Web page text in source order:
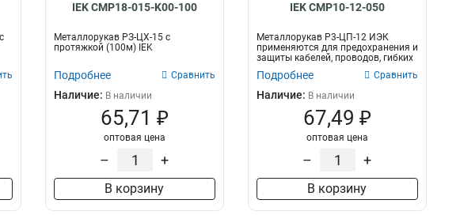
IEK CMP18-015-K00-100
Металлорукав РЗ-ЦХ-15 с
протяжкой (100м) IEK
Подробнее Сравнить
Наличие: В наличии
65,71 ₽
оптовая цена
– +
В корзину
IEK CMP10-12-050
Металлорукав Р3-ЦП-12 ИЭК
применяются для предохранения и
защиты кабелей, проводов, гибких
Подробнее Сравнить
Наличие: В наличии
67,49 ₽
оптовая цена
– +
В корзину